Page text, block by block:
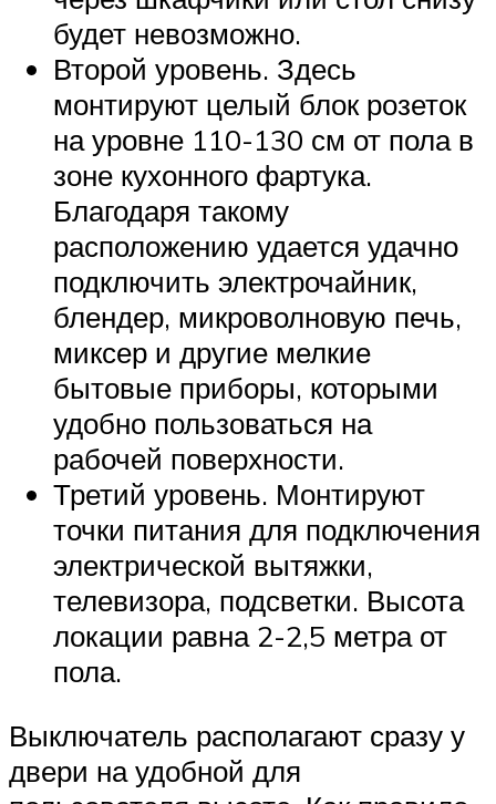
будет невозможно.
Второй уровень. Здесь
монтируют целый блок розеток
на уровне 110-130 см от пола в
зоне кухонного фартука.
Благодаря такому
расположению удается удачно
подключить электрочайник,
блендер, микроволновую печь,
миксер и другие мелкие
бытовые приборы, которыми
удобно пользоваться на
рабочей поверхности.
Третий уровень. Монтируют
точки питания для подключения
электрической вытяжки,
телевизора, подсветки. Высота
локации равна 2-2,5 метра от
пола.
Выключатель располагают сразу у
двери на удобной для